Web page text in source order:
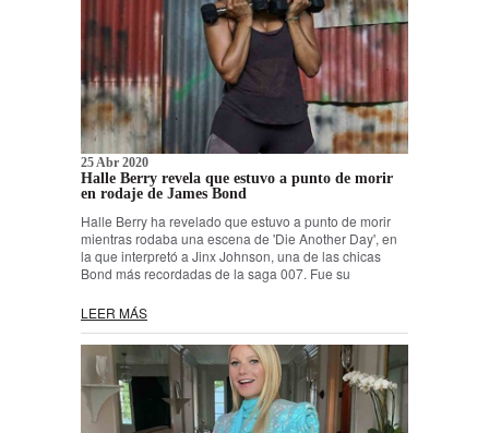
25 Abr 2020
Halle Berry revela que estuvo a punto de morir
en rodaje de James Bond
Halle Berry ha revelado que estuvo a punto de morir
mientras rodaba una escena de 'Die Another Day', en
la que interpretó a Jinx Johnson, una de las chicas
Bond más recordadas de la saga 007. Fue su
LEER MÁS